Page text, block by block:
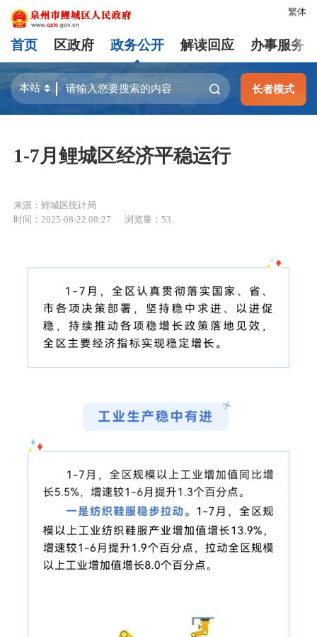
繁体
首页 区政府 政务公开 解读回应 办事服务
长者模式
1-7月鲤城区经济平稳运行
来源：鲤城区统计局
时间：2025-08-22 08:27
浏览量： 53